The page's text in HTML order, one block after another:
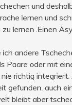
und
lernen und
zu lernen .Einen
andere
Paare oder mit
richtig integriert.
gefunden, auch
bleibt aber